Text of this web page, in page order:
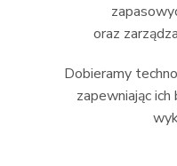
oraz
Dobieramy
zapewniając